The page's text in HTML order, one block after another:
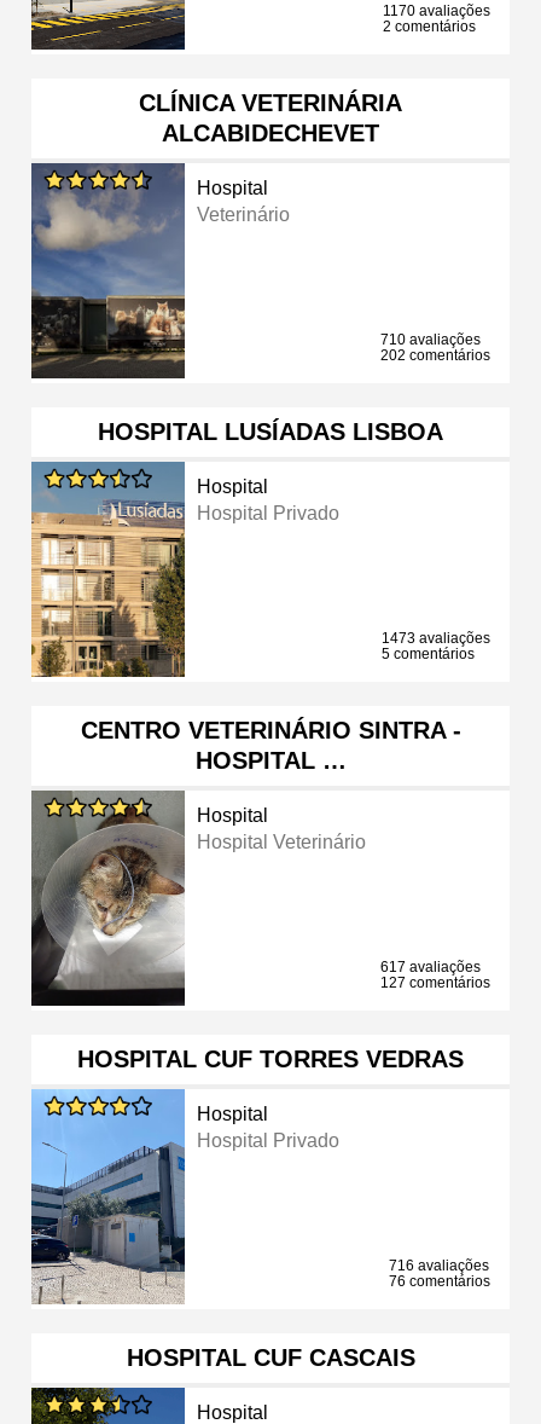
1170 avaliações
2 comentários
CLÍNICA VETERINÁRIA
ALCABIDECHEVET
Hospital
Veterinário
710 avaliações
202 comentários
HOSPITAL LUSÍADAS LISBOA
Hospital
Hospital Privado
1473 avaliações
5 comentários
CENTRO VETERINÁRIO SINTRA -
HOSPITAL …
Hospital
Hospital Veterinário
617 avaliações
127 comentários
HOSPITAL CUF TORRES VEDRAS
Hospital
Hospital Privado
716 avaliações
76 comentários
HOSPITAL CUF CASCAIS
Hospital